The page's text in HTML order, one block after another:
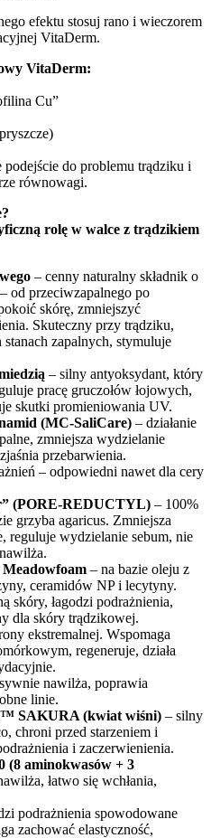
efektu stosuj rano i wieczorem
VitaDerm.
VitaDerm:
Cu”
do problemu trądziku i
równowagi.
rolę w walce z trądzikiem
– cenny naturalny składnik o
od przeciwzapalnego po
skórę, zmniejszyć
Skuteczny przy trądziku,
zapalnych, stymuluje
– silny antyoksydant, który
pracę gruczołów łojowych,
skutki promieniowania UV.
(MC-SaliCare) – działanie
zmniejsza wydzielanie
przebarwienia.
– odpowiedni nawet dla cery
(PORE-REDUCTYL) – 100%
grzyba agaricus. Zmniejsza
reguluje wydzielanie sebum, nie
– na bazie oleju z
ceramidów NP i lecytyny.
skóry, łagodzi podrażnienia,
dla skóry trądzikowej.
ekstremalnej. Wspomaga
regeneruje, działa
nawilża, poprawia
linie.
SAKURA (kwiat wiśni) – silny
chroni przed starzeniem i
i zaczerwienienia.
aminokwasów + 3
łatwo się wchłania,
podrażnienia spowodowane
zachować elastyczność,